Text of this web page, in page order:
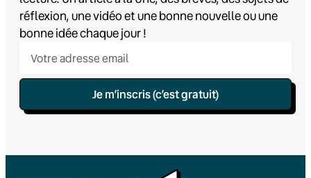
réflexion, une vidéo et une bonne nouvelle ou une
bonne idée chaque jour !
Je m’inscris (c’est gratuit)